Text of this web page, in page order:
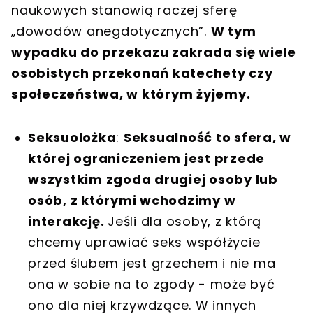
naukowych stanowią raczej sferę
„dowodów anegdotycznych”. W tym
wypadku do przekazu zakrada się wiele
osobistych przekonań katechety czy
społeczeństwa, w którym żyjemy.
Seksuolożka: Seksualność to sfera, w
której ograniczeniem jest przede
wszystkim zgoda drugiej osoby lub
osób, z którymi wchodzimy w
interakcję. Jeśli dla osoby, z którą
chcemy uprawiać seks współżycie
przed ślubem jest grzechem i nie ma
ona w sobie na to zgody - może być
ono dla niej krzywdzące. W innych